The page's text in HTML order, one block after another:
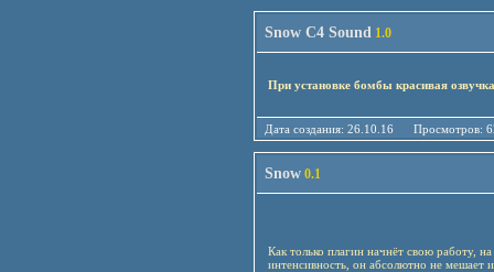
Snow C4 Sound 1.0
При установке бомбы красивая
Дата создания: 26.10.16
Snow 0.1
Как только плагин начнёт свою работу,
интенсивность, он абсолютно не мешает